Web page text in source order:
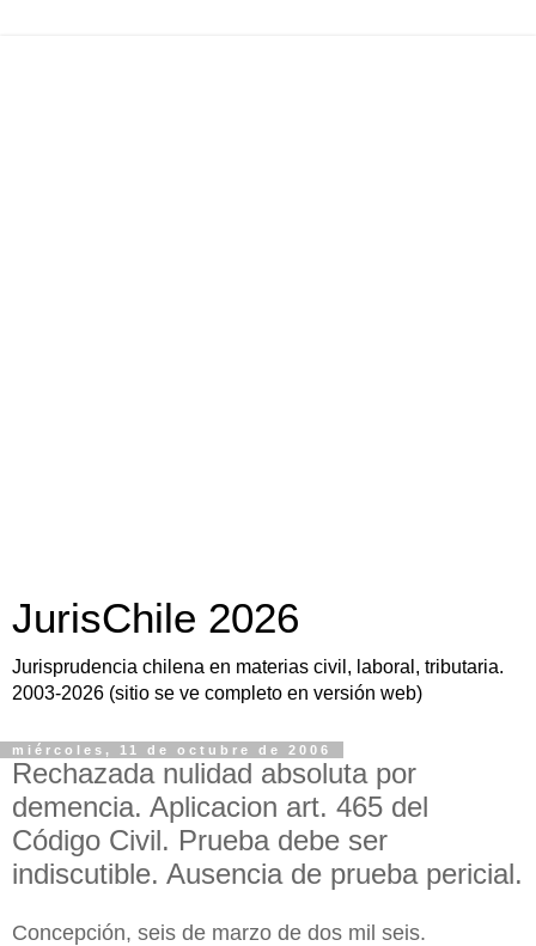
JurisChile 2026
Jurisprudencia chilena en materias civil, laboral, tributaria.
2003-2026 (sitio se ve completo en versión web)
miércoles, 11 de octubre de 2006
Rechazada nulidad absoluta por
demencia. Aplicacion art. 465 del
Código Civil. Prueba debe ser
indiscutible. Ausencia de prueba pericial.
Concepción, seis de marzo de dos mil seis.